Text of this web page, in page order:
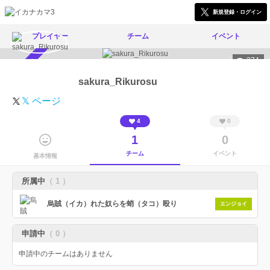
新規登録・ログイン
プレイヤー チーム イベント
374
sakura_Rikurosu
𝕏 ページ
基本情報
4
1
チーム
0
0
イベント
所属中 （ 1 ）
烏賊（イカ）れた奴らを蛸（タコ）殴り エンジョイ
申請中 （ 0 ）
申請中のチームはありません